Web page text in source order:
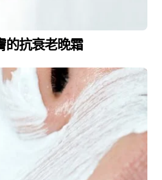
的抗衰老晚霜